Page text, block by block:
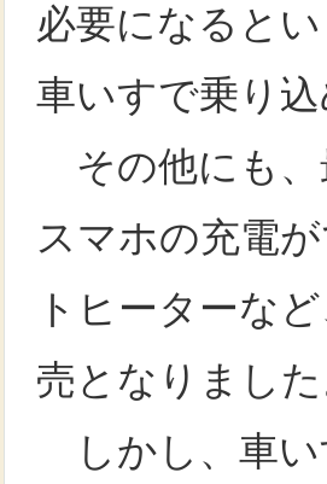
必要になると
車いすで乗り
その他にも、
スマホの充電
トヒーターな
売となりまし
しかし、車い